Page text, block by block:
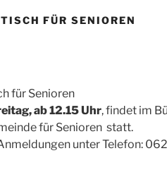
FÜR SENIOREN
für Senioren
ab 12.15 Uhr, findet im
für Senioren statt.
unter Telefon: